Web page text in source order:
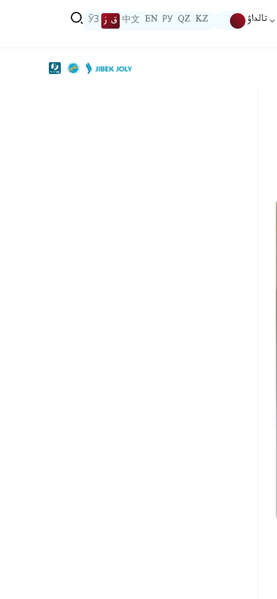
تالداۋ KZ
QZ
РУ
EN
中文 ق ز ЎЗ